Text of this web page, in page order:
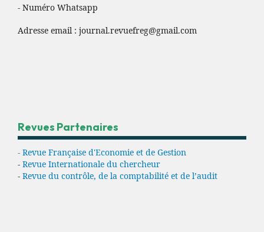
- Numéro Whatsapp
Adresse email : journal.revuefreg@gmail.com
Revues Partenaires
- Revue Française d'Economie et de Gestion
- Revue Internationale du chercheur
- Revue du contrôle, de la comptabilité et de l’audit